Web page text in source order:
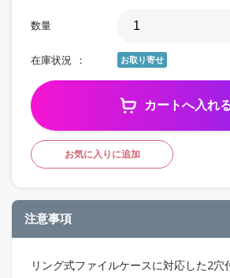
数量
在庫状況 お取り寄せ
カートへ入れ
お気に入りに追加
注意事項
リング式ファイルケースに対応した2穴